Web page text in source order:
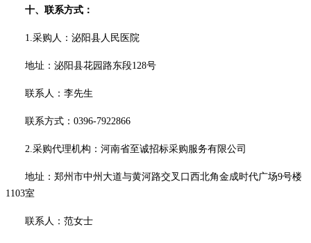
十、联系方式：
1.采购人： 泌阳县人民医院
地址： 泌阳县花园路东段128号
联系人： 李先生
联系方式： 0396-7922866
2.采购代理机构：河南省至诚招标采购服务有限公司
地址：郑州市中州大道与黄河路交叉口西北角金成时代广场9号楼
1103室
联系人： 范女士